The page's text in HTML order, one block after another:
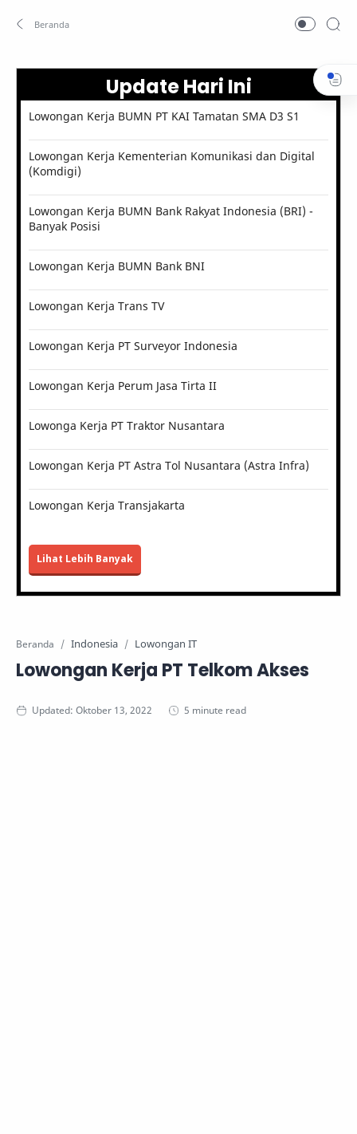
Update Hari Ini
Lowongan Kerja BUMN PT KAI Tamatan SMA D3 S1
Lowongan Kerja Kementerian Komunikasi dan Digital
(Komdigi)
Lowongan Kerja BUMN Bank Rakyat Indonesia (BRI) -
Banyak Posisi
Lowongan Kerja BUMN Bank BNI
Lowongan Kerja Trans TV
Lowongan Kerja PT Surveyor Indonesia
Lowongan Kerja Perum Jasa Tirta II
Lowonga Kerja PT Traktor Nusantara
Lowongan Kerja PT Astra Tol Nusantara (Astra Infra)
Lowongan Kerja Transjakarta
Lihat Lebih Banyak
Beranda Indonesia Lowongan IT
Lowongan Kerja PT Telkom Akses
5 minute read